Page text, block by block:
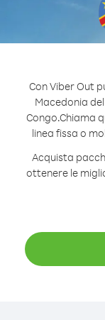
Con Viber Out
Macedonia
Congo.Chiama
linea fissa o
Acquista
ottenere le